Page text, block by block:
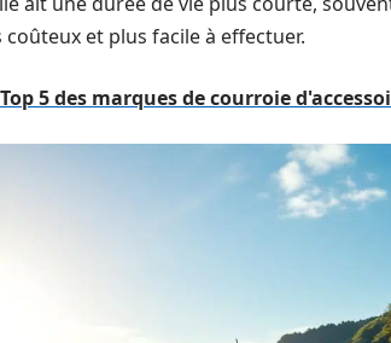
et plus facile à effectuer.
Top 5 des marques de courroie